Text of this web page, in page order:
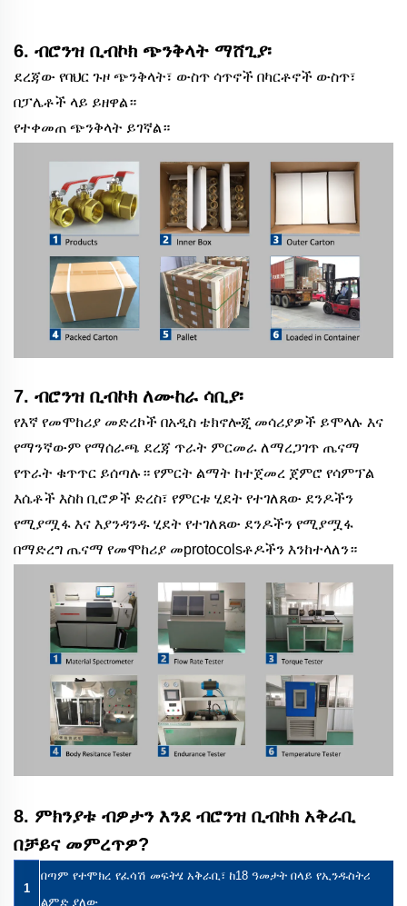
6. ብሮንዝ ቢብኮክ ጭንቅላት ማሸጊያ፡
ደረጃው የባህር ጉዞ ጭንቅላት፣ ውስጥ ሳጥኖች በካርቶኖች ውስጥ፣
በፓሌቶች ላይ ይዘዋል።
የተቀመጠ ጭንቅላት ይገኛል።
7. ብሮንዝ ቢብኮክ ለሙከራ ሳቢያ፡
የእኛ የመሞከሪያ መድረኮች በአዲስ ቴክኖሎጂ መሳሪያዎች ይሞላሉ እና
የማንኛውም የማሰራጫ ደረጃ ጥራት ምርመራ ለማረጋገጥ ጤናማ
የጥራት ቁጥጥር ይሰጣሉ። የምርት ልማት ከተጀመረ ጀምሮ የሳምፕል
እሴቶች እስከ ቢሮዎች ድረስ፣ የምርቱ ሂደት የተገለጸው ደንዶችን
የሚያሟፋ እና እያንዳንዱ ሂደት የተገለጸው ደንዶችን የሚያሟፋ
በማድረግ ጤናማ የመሞከሪያ መprotocolsቶዶችን እንከተላለን።
8. ምክንያቱ ብዎታን እንደ ብሮንዝ ቢብኮክ አቅራቢ
በቻይና መምረጥዎ?
1
በጣም የተሞክረ የፈሳሽ መፍትሄ አቅራቢ፣ ከ18 ዓመታት በላይ የኢንዱስትሪ
ልምድ ያለው